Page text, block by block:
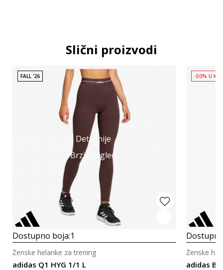
Slični proizvodi
Detaljnije
Brzi pregled
FALL '26
Dostupno boja:1
adidas Q1 HYG 1/1 L
Ženske helanke za trening
-50% U
adidas
Ženske